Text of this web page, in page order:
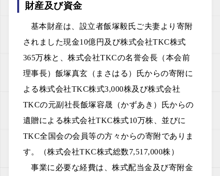
財産及び資金
基本財産は、設立者飯塚毅氏ご夫妻より寄附
されました現金10億円及び株式会社TKC株式
365万株と、株式会社TKCの名誉会長（本会前
理事長）飯塚真玄（まさはる）氏からの寄附に
よる株式会社TKC株式3,000株及び株式会社
TKCの元副社長飯塚容晟（かずあき）氏からの
遺贈による株式会社TKC株式10万株、並びに
TKC全国会の会員等の方々からの寄附でありま
す。（株式会社TKC株式総数7,517,000株）
事業に必要な経費は、株式配当金及び寄附金